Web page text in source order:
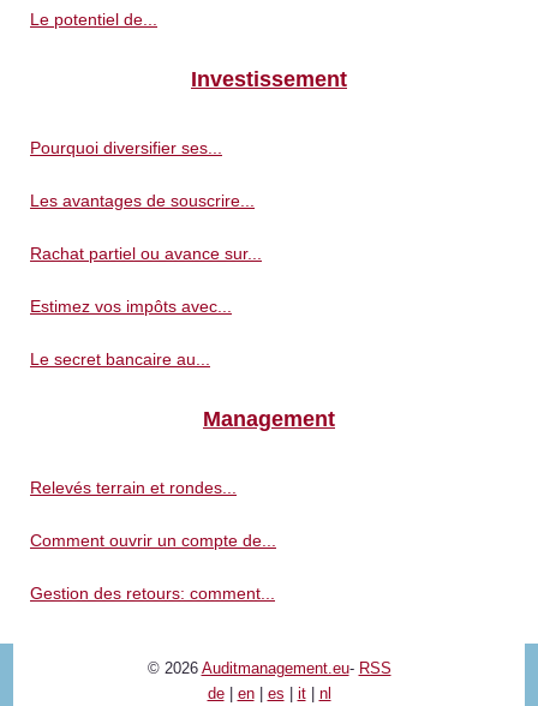
Le potentiel de...
Investissement
Pourquoi diversifier ses...
Les avantages de souscrire...
Rachat partiel ou avance sur...
Estimez vos impôts avec...
Le secret bancaire au...
Management
Relevés terrain et rondes...
Comment ouvrir un compte de...
Gestion des retours: comment...
© 2026 Auditmanagement.eu- RSS
de| en| es it| nl